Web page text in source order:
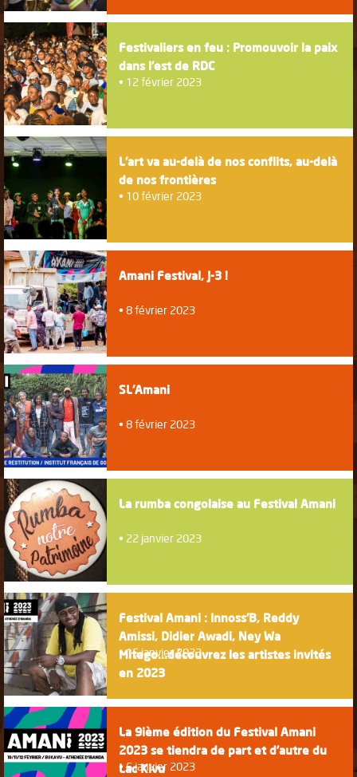
Festivaliers en feu : Promouvoir la paix
dans l’est de RDC
12 février 2023
L'art va au-delà de nos conflits, au-delà
de nos frontières
10 février 2023
Amani Festival, J-3 !
8 février 2023
SL'Amani
8 février 2023
La rumba congolaise au Festival Amani
22 janvier 2023
Festival Amani : Innoss'B, Reddy
Amissi, Didier Awadi, Ney Wa
Mitego...découvrez les artistes invités
en 2023
15 janvier 2023
La 9ième édition du Festival Amani
2023 se tiendra de part et d’autre du
Lac Kivu
6 janvier 2023